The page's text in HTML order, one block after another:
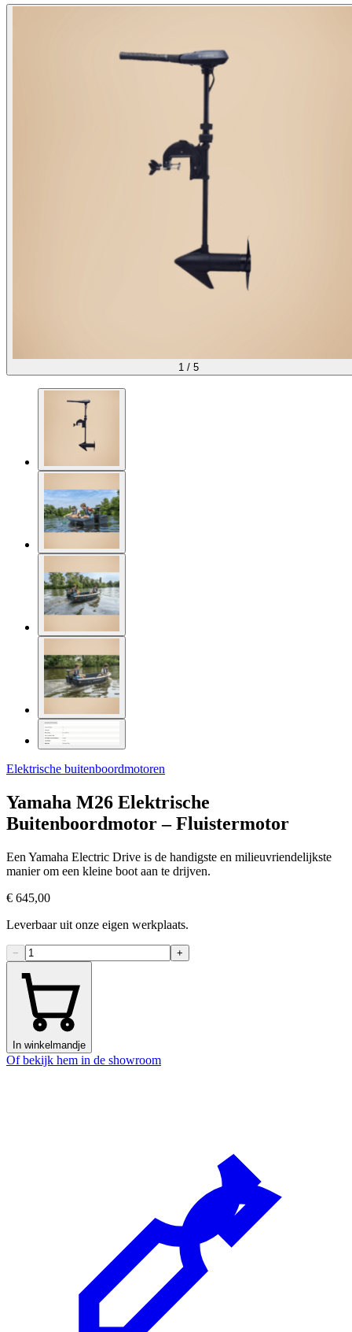
1 / 5
Elektrische buitenboordmotoren
Yamaha M26 Elektrische
Buitenboordmotor – Fluistermotor
Een Yamaha Electric Drive is de handigste en milieuvriendelijkste
manier om een kleine boot aan te drijven.
€ 645,00
Leverbaar uit onze eigen werkplaats.
− +
In winkelmandje
Of bekijk hem in de showroom